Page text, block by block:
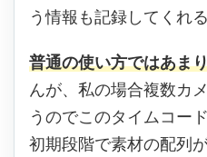
う情報も記録してくれる
普通の使い方ではあま
んが、私の場合複数カ
うのでこのタイムコー
初期段階で素材の配列